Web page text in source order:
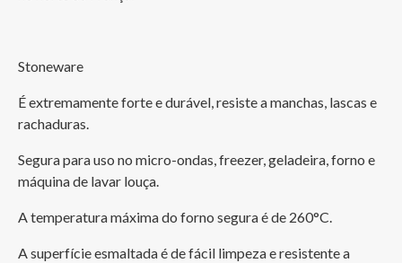
Stoneware
É extremamente forte e durável, resiste a manchas, lascas e
rachaduras.
Segura para uso no micro-ondas, freezer, geladeira, forno e
máquina de lavar louça.
A temperatura máxima do forno segura é de 260°C.
A superfície esmaltada é de fácil limpeza e resistente a